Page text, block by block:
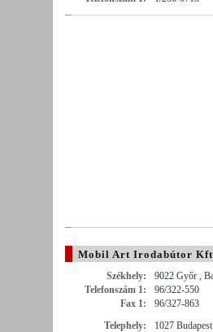
Mobil Art Irodabútor
Székhely:
9022 Győr ,
Telefonszám 1:
96/322-550
Fax 1:
96/327-863
Telephely:
1027